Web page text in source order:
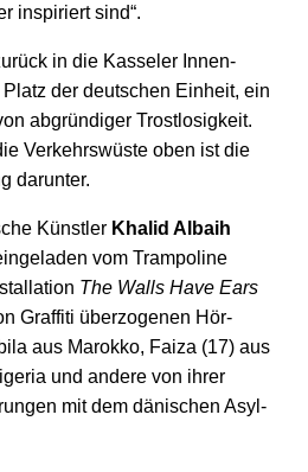
inspiriert sind“.
in die Kasseler Innen­
der deutschen Einheit, ein
abgründiger Trost­losigkeit.
Verkehrs­wüste oben ist die
darunter.
Künstler Khalid Albaih
vom Trampoline
The Walls Have Ears
Graffiti überzogenen Hör­
aus Marokko, Faiza (17) aus
und andere von ihrer
mit dem dänischen Asyl­